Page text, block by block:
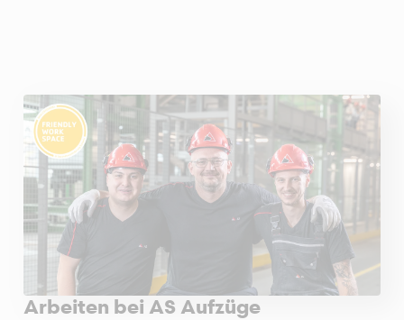
Arbeiten bei AS Aufzüge